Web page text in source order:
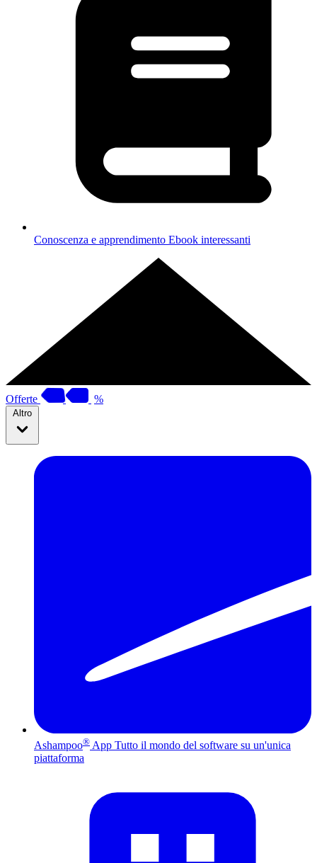
Conoscenza e apprendimento Ebook interessanti
Offerte %
Altro
Ashampoo® App Tutto il mondo del software su un'unica
piattaforma